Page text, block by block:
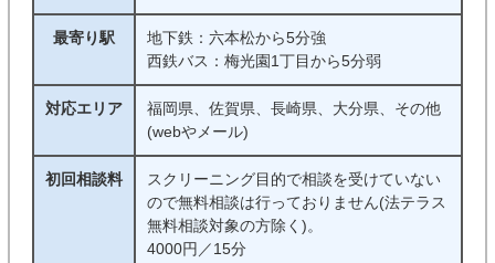
最寄り駅
地下鉄：六本松から5分強
西鉄バス：梅光園1丁目から5分弱
対応エリア
福岡県、佐賀県、長崎県、大分県、その他
(webやメール)
初回相談料
スクリーニング目的で相談を受けていない
ので無料相談は行っておりません(法テラス
無料相談対象の方除く)。
4000円／15分